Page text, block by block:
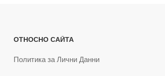
ОТНОСНО САЙТА
Политика за Лични Данни